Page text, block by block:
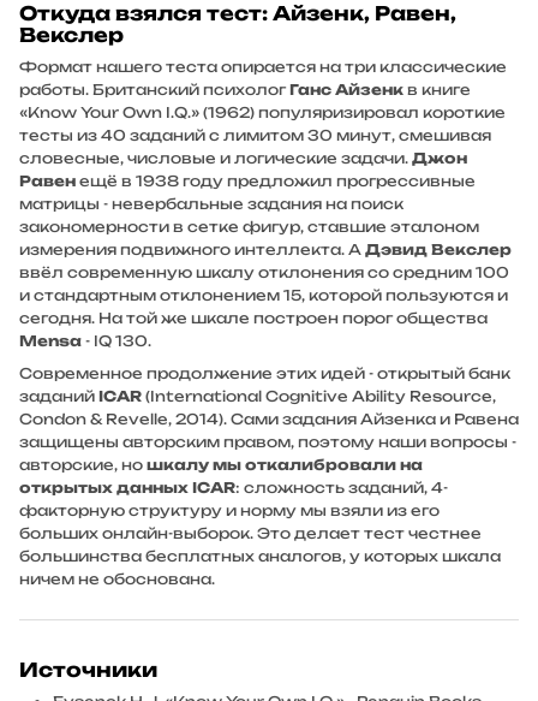
Откуда взялся тест: Айзенк, Равен,
Векслер
Формат нашего теста опирается на три классические
работы. Британский психологГанс Айзенк в книге
«Know Your Own I.Q.» (1962) популяризировал короткие
тесты из 40 заданий с лимитом 30 минут, смешивая
словесные, числовые и логические задачи. Джон
Равен ещё в 1938 году предложил прогрессивные
матрицы - невербальные задания на поиск
закономерности в сетке фигур, ставшие эталоном
измерения подвижного интеллекта. А Дэвид Векслер
ввёл современную шкалу отклонения со средним 100
и стандартным отклонением 15, которой пользуются и
сегодня. На той же шкале построен порог общества
Mensa - IQ 130.
Современное продолжение этих идей - открытый банк
заданий ICAR (International Cognitive Ability Resource,
Condon & Revelle, 2014). Сами задания Айзенка и Равена
защищены авторским правом, поэтому наши вопросы -
авторские, но шкалу мы откалибровали на
открытых данных ICAR: сложность заданий, 4-
факторную структуру и норму мы взяли из его
больших онлайн-выборок. Это делает тест честнее
большинства бесплатных аналогов, у которых шкала
ничем не обоснована.
Источники